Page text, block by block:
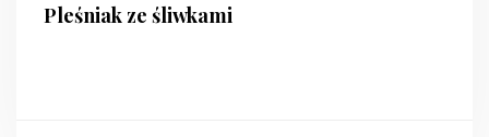
Pleśniak ze śliwkami